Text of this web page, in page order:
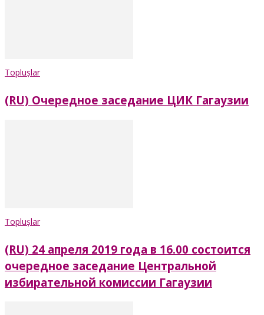
Toplușlar
(RU) Очередное заседание ЦИК Гагаузии
Toplușlar
(RU) 24 апреля 2019 года в 16.00 состоится
очередное заседание Центральной
избирательной комиссии Гагаузии